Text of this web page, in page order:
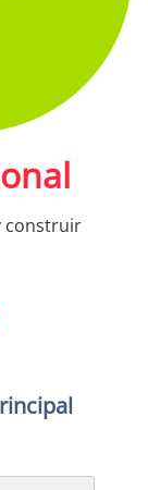
construir